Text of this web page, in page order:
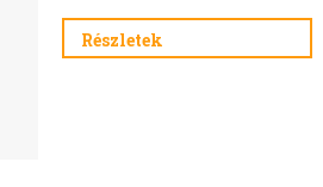
Részletek